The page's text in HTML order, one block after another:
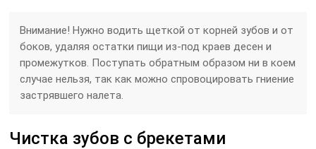
Внимание! Нужно водить щеткой от корней зубов и от
боков, удаляя остатки пищи из-под краев десен и
промежутков. Поступать обратным образом ни в коем
случае нельзя, так как можно спровоцировать гниение
застрявшего налета.
Чистка зубов с брекетами